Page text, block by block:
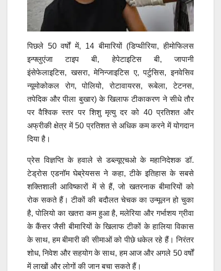
पिछले 50 वर्षों में, 14 बीमारियों (डिप्थीरिया, हीमोफिलस
इन्फ्लुएंजा टाइप बी, हेपेटाइटिस बी,जापानी
इंसेफेलाइटिस, खसरा, मेनिन्जाइटिस ए, पर्टुसिस, इनवेसिव
न्यूमोकोकल रोग, पोलियो, रोटावायरस, रूबेला, टेटनस,
तपेदिक और पीला बुखार) के खिलाफ टीकाकरण ने सीधे तौर
पर वैश्विक स्तर पर शिशु मृत्यु दर को 40 प्रतिशत और
अफ्रीकी क्षेत्र में 50 प्रतिशत से अधिक कम करने में योगदान
दिया है।
प्रेस विज्ञप्ति के हवाले से डब्ल्यूएचओ के महानिदेशक डॉ.
टेड्रोस एडनॉम घेब्रेयसस ने कहा, टीके इतिहास के सबसे
शक्तिशाली आविष्कारों में से हैं, जो खतरनाक बीमारियों को
रोक सकते हैं। टीकों की बदौलत चेचक का उन्मूलन हो चुका
है, पोलियो का खतरा कम हुआ है, मलेरिया और गर्भाशय ग्रीवा
के कैंसर जैसी बीमारियों के खिलाफ टीकों के हालिया विकास
के साथ, हम बीमारी की सीमाओं को पीछे धकेल रहे हैं। निरंतर
शोध, निवेश और सहयोग के साथ, हम आज और अगले 50 वर्षों
में लाखों और लोगों की जान बचा सकते हैं।